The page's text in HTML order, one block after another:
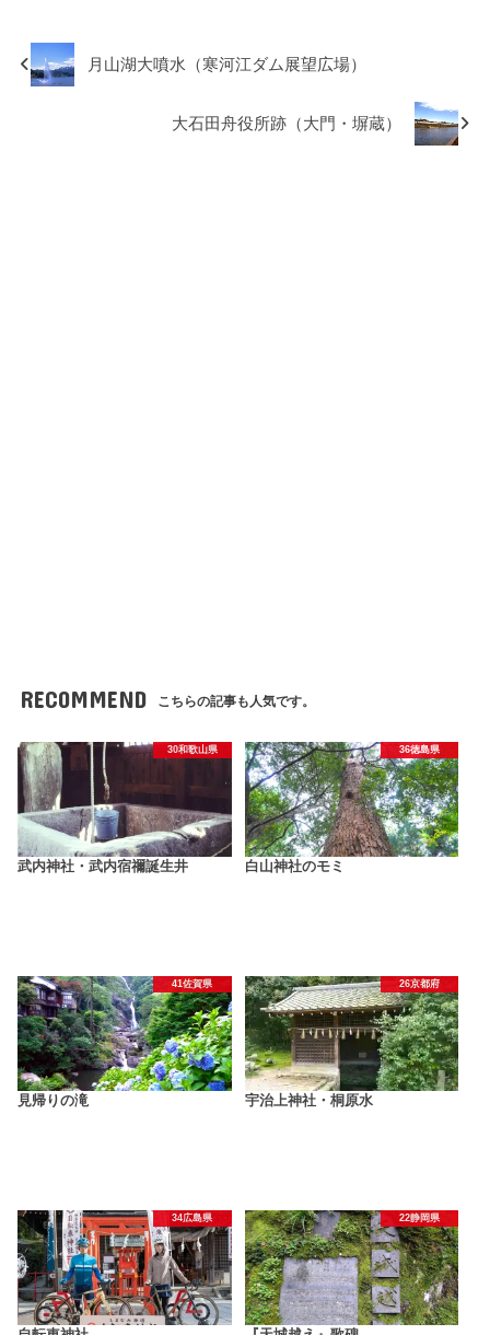
月山湖大噴水（寒河江ダム展望広場）
大石田舟役所跡（大門・塀蔵）
RECOMMEND こちらの記事も人気です。
30和歌山県
武内神社・武内宿禰誕生井
36徳島県
白山神社のモミ
41佐賀県
見帰りの滝
26京都府
宇治上神社・桐原水
34広島県 22静岡県